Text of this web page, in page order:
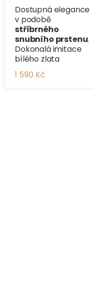
Dostupná elegance
v podobě
stříbrného
snubního prstenu.
Dokonalá imitace
bílého zlata
1 590 Kč